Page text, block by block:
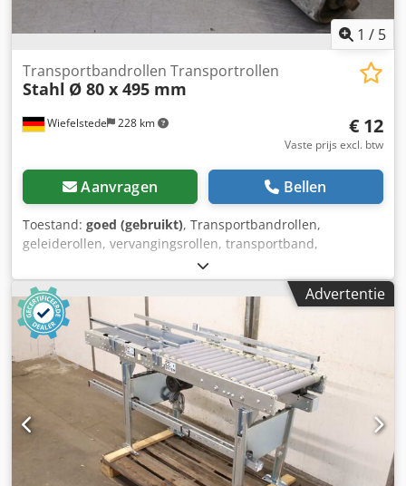
1 / 5
Wiefelstede 228 km
Transportbandrollen Transportrollen
Stahl Ø 80 x 495 mm
€ 12
Vaste prijs excl. btw
Aanvragen Bellen
Toestand: goed (gebruikt), Transportbandrollen,
geleiderollen, vervangingsrollen, transportband,
rollenbaan, draagrollen -Roldiameter: 80 mm -Breedte van
de transportrol: 495 mm Dsdpov Tc U Sofx Am Reck -Totale
lengte: 530 mm -Asdiameter: 12 mm -Dubbele kant: 10 mm
-Aantal: 159 rollen beschikbaar -Prijs: per stuk -Gewicht:
2,6 kg/stuk
Advertentie